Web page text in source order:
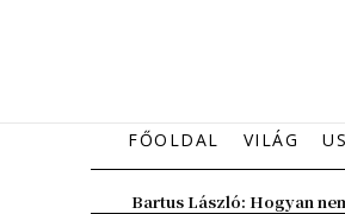
FŐOLDAL VILÁG
Bartus László: Hogyan